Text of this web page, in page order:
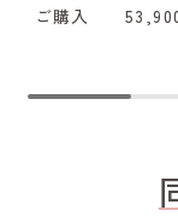
ご購入